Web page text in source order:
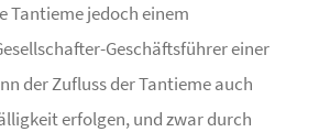
Tantieme jedoch einem
Geschäftsführer einer
der Zufluss der Tantieme auch
erfolgen, und zwar durch